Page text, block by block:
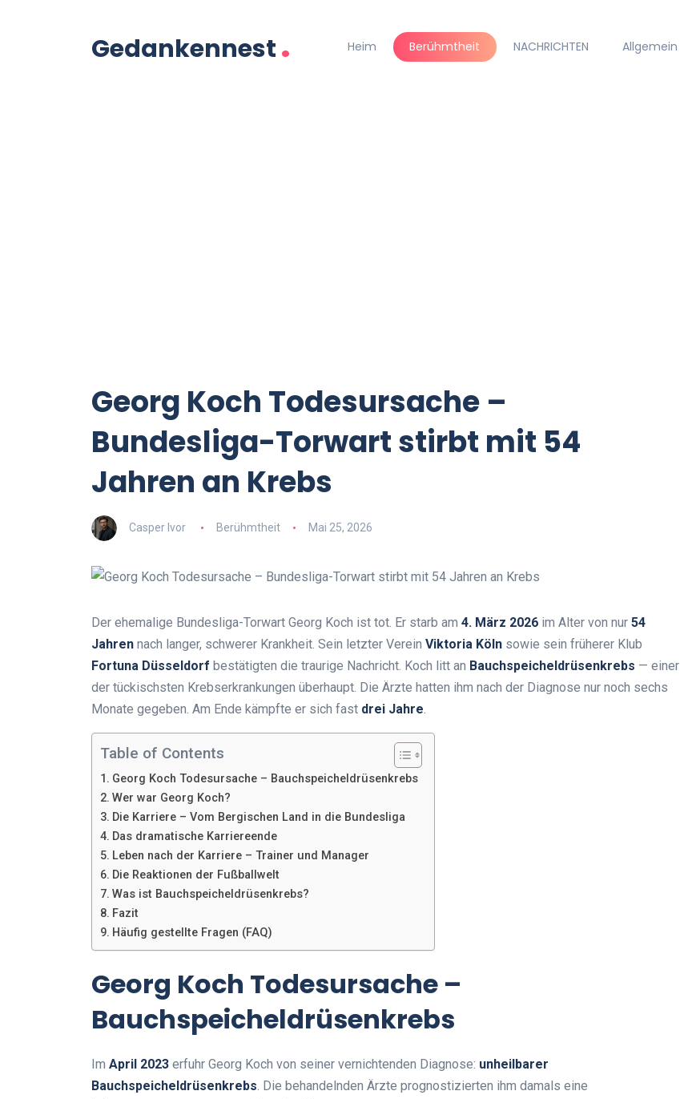
Gedankennest. Heim Berühmtheit NACHRICHTEN Allgemein
Georg Koch Todesursache –
Bundesliga-Torwart stirbt mit 54
Jahren an Krebs
Casper Ivor Berühmtheit Mai 25, 2026
Der ehemalige Bundesliga-Torwart Georg Koch ist tot. Er starb am 4. März 2026 im Alter von nur 54
Jahren nach langer, schwerer Krankheit. Sein letzter Verein Viktoria Köln sowie sein früherer Klub
Fortuna Düsseldorf bestätigten die traurige Nachricht. Koch litt an Bauchspeicheldrüsenkrebs — einer
der tückischsten Krebserkrankungen überhaupt. Die Ärzte hatten ihm nach der Diagnose nur noch sechs
Monate gegeben. Am Ende kämpfte er sich fast drei Jahre.
Table of Contents
Georg Koch Todesursache – Bauchspeicheldrüsenkrebs
Wer war Georg Koch?
Die Karriere – Vom Bergischen Land in die Bundesliga
Das dramatische Karriereende
Leben nach der Karriere – Trainer und Manager
Die Reaktionen der Fußballwelt
Was ist Bauchspeicheldrüsenkrebs?
Fazit
Häufig gestellte Fragen (FAQ)
Georg Koch Todesursache –
Bauchspeicheldrüsenkrebs
Im April 2023 erfuhr Georg Koch von seiner vernichtenden Diagnose: unheilbarer
Bauchspeicheldrüsenkrebs. Die behandelnden Ärzte prognostizierten ihm damals eine